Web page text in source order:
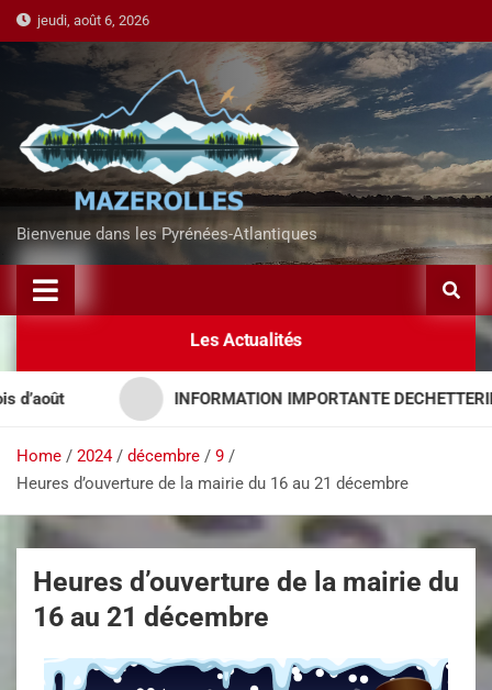
jeudi, août 6, 2026
Bienvenue dans les Pyrénées-Atlantiques
Les Actualités
INFORMATION IMPORTANTE DECHETTERIES –
Home 2024 décembre
9
Heures d’ouverture de la mairie du 16 au 21 décembre
Heures d’ouverture de la mairie du
16 au 21 décembre